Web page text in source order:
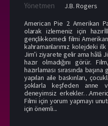
Yönetmen
J.B. Rogers
American Pie 2 Amerikan
olarak izlemeniz için
gençlik-komedi filmi
kahramanlarımız kolejdeki ilk
Jim’i ziyarete gelir ama hâlâ
hazır olmadığını görür.
hazırlaması sırasında
yapılan aile baskınları,
şoklarla keşfeden anne
deneyimsiz
Filmi için yorum yapmayı
için önemli...